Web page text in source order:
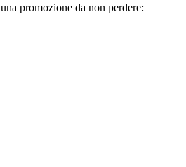
promozione da non perdere: